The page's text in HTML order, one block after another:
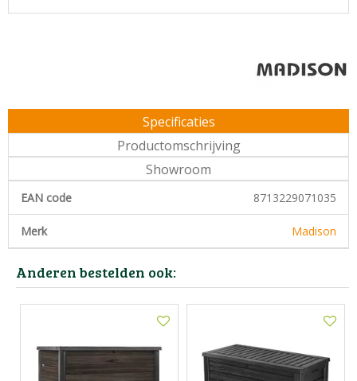
Specificaties
Productomschrijving
Showroom
EAN code 8713229071035
Merk Madison
Anderen bestelden ook: